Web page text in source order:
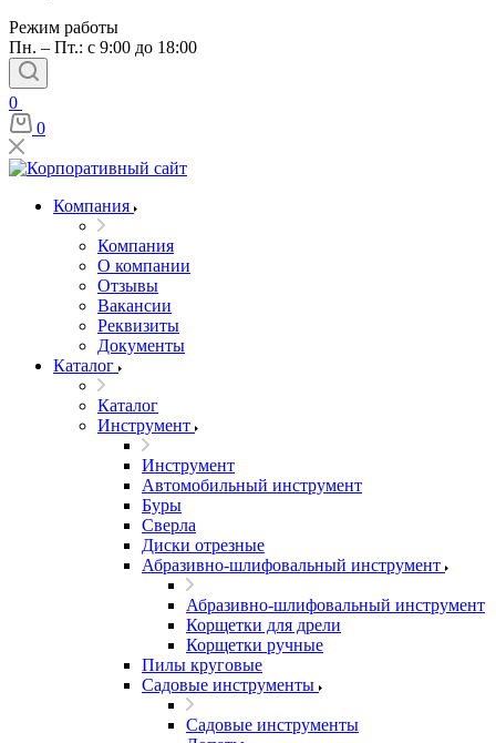
Режим работы
Пн. – Пт.: с 9:00 до 18:00
0
0
Компания
Компания
О компании
Отзывы
Вакансии
Реквизиты
Документы
Каталог
Каталог
Инструмент
Инструмент
Автомобильный инструмент
Буры
Сверла
Диски отрезные
Абразивно-шлифовальный инструмент
Абразивно-шлифовальный инструмент
Корщетки для дрели
Корщетки ручные
Пилы круговые
Садовые инструменты
Садовые инструменты